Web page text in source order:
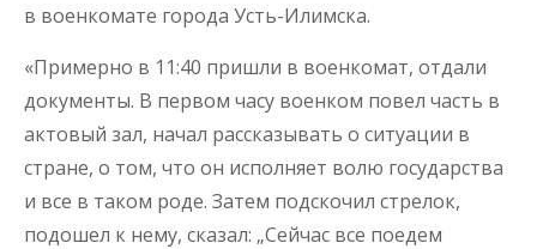
в военкомате города Усть-Илимска.
«Примерно в 11:40 пришли в военкомат, отдали
документы. В первом часу военком повел часть в
актовый зал, начал рассказывать о ситуации в
стране, о том, что он исполняет волю государства
и все в таком роде. Затем подскочил стрелок,
подошел к нему, сказал: „Сейчас все поедем